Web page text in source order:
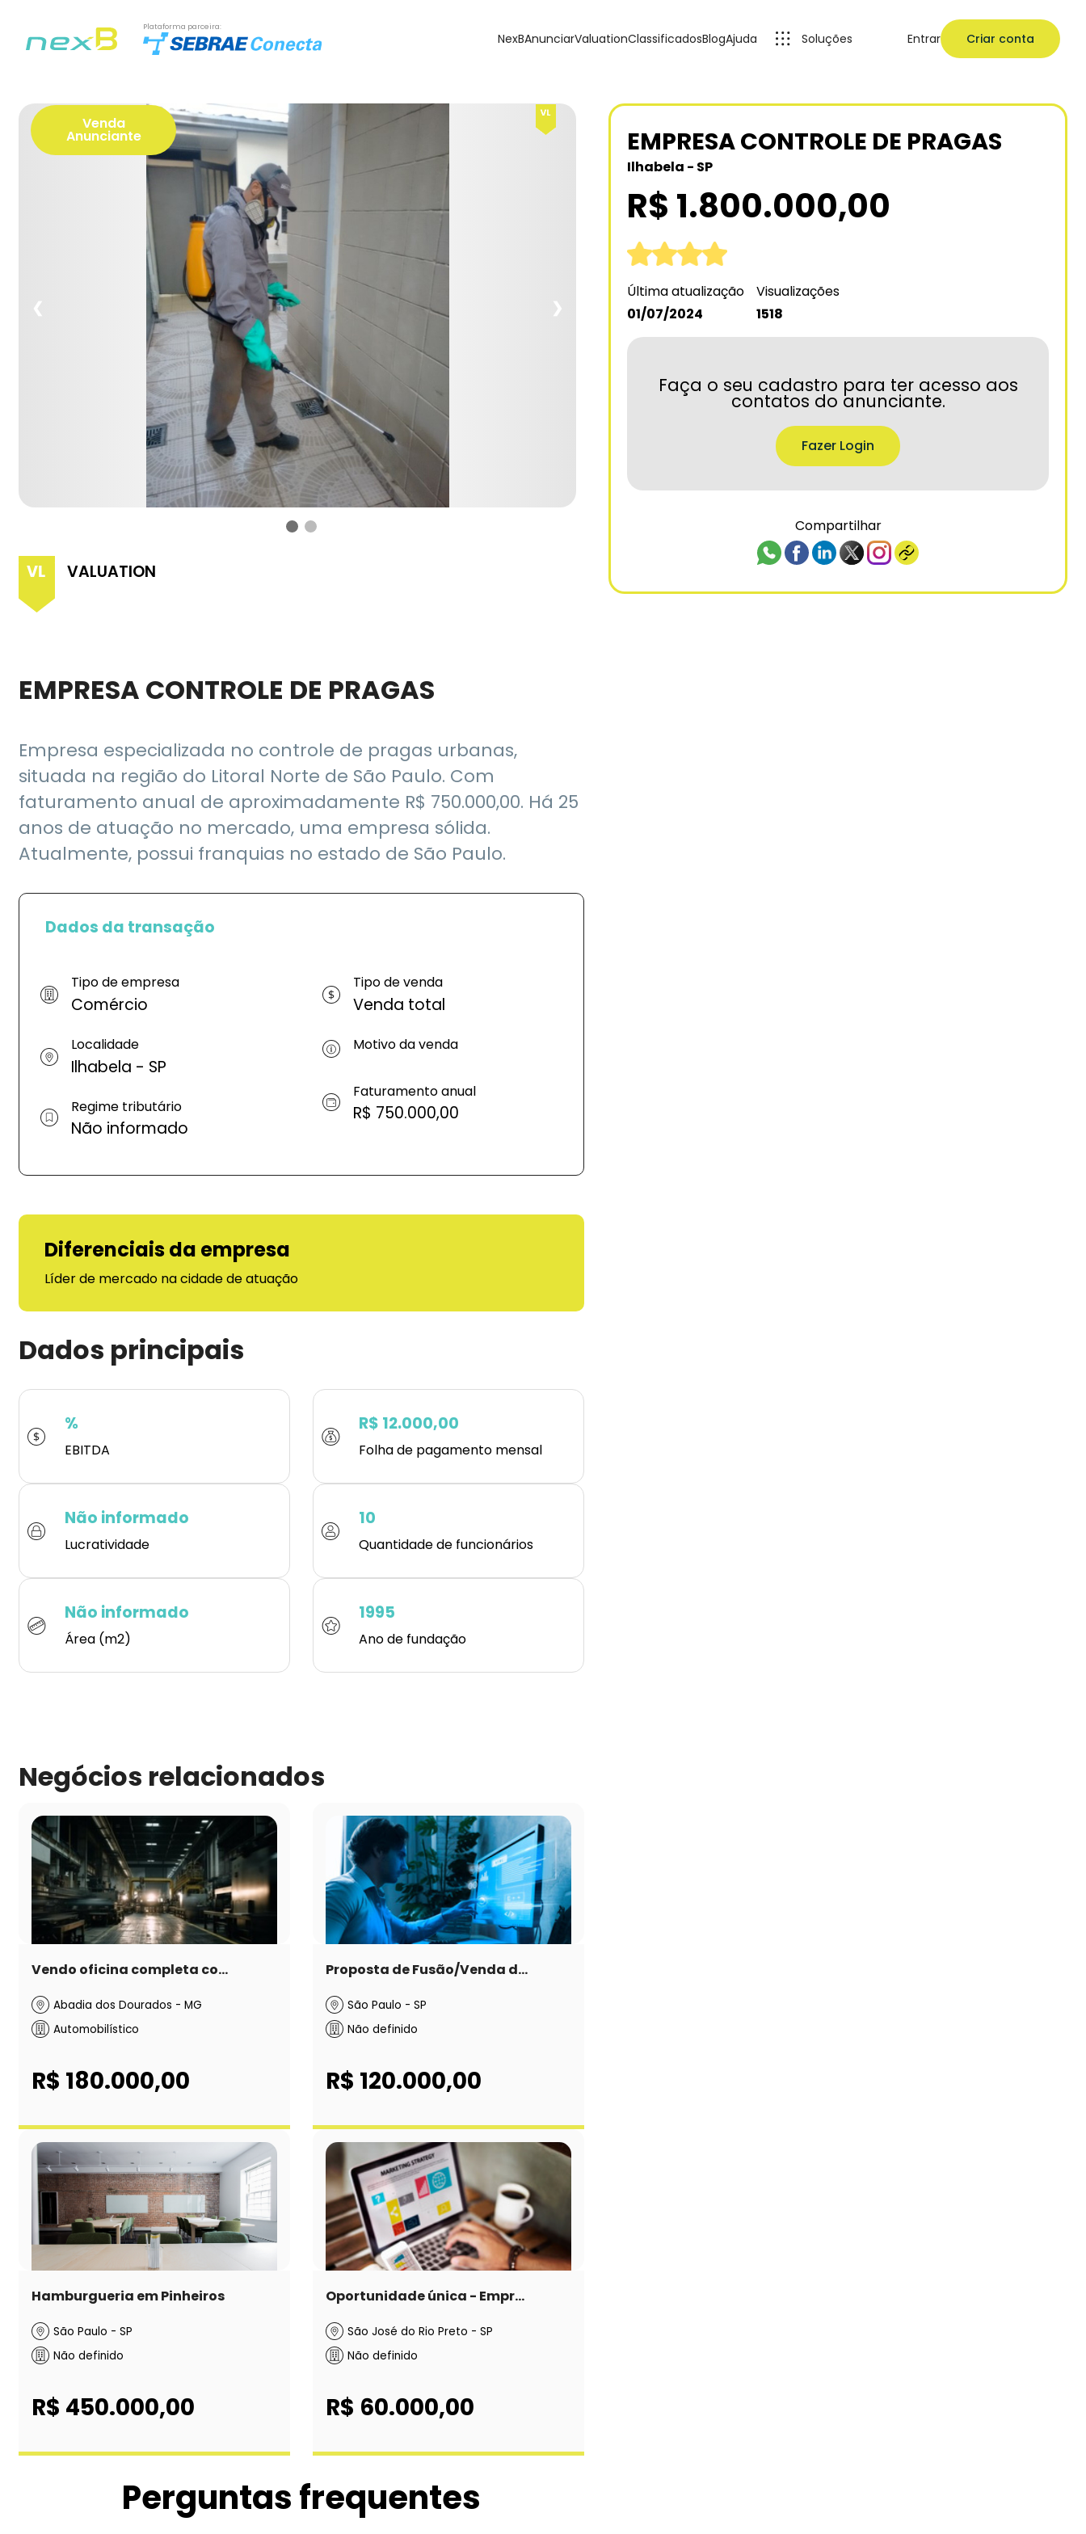
Plataforma parceira:
NexBAnunciarValuationClassificadosBlogAjuda Soluções Entrar Criar conta
Venda
Anunciante
❮ ❯
VALUATION
EMPRESA CONTROLE DE PRAGAS
Ilhabela - SP
R$ 1.800.000,00
Última atualização
01/07/2024
Visualizações
1518
Faça o seu cadastro para ter acesso aos
contatos do anunciante.
Fazer Login
Compartilhar
EMPRESA CONTROLE DE PRAGAS
Empresa especializada no controle de pragas urbanas,
situada na região do Litoral Norte de São Paulo. Com
faturamento anual de aproximadamente R$ 750.000,00. Há 25
anos de atuação no mercado, uma empresa sólida.
Atualmente, possui franquias no estado de São Paulo.
Dados da transação
Tipo de empresa
Comércio
Localidade
Ilhabela - SP
Regime tributário
Não informado
Tipo de venda
Venda total
Motivo da venda
Faturamento anual
R$ 750.000,00
Diferenciais da empresa
Líder de mercado na cidade de atuação
Dados principais
%
EBITDA
R$ 12.000,00
Folha de pagamento mensal
Não informado
Lucratividade
10
Quantidade de funcionários
Não informado
Área (m2)
1995
Ano de fundação
Negócios relacionados
Vendo oficina completa co...
Abadia dos Dourados - MG
Automobilístico
R$ 180.000,00
Proposta de Fusão/Venda d...
São Paulo - SP
Não definido
R$ 120.000,00
Hamburgueria em Pinheiros
São Paulo - SP
Não definido
R$ 450.000,00
Oportunidade única - Empr...
São José do Rio Preto - SP
Não definido
R$ 60.000,00
Perguntas frequentes